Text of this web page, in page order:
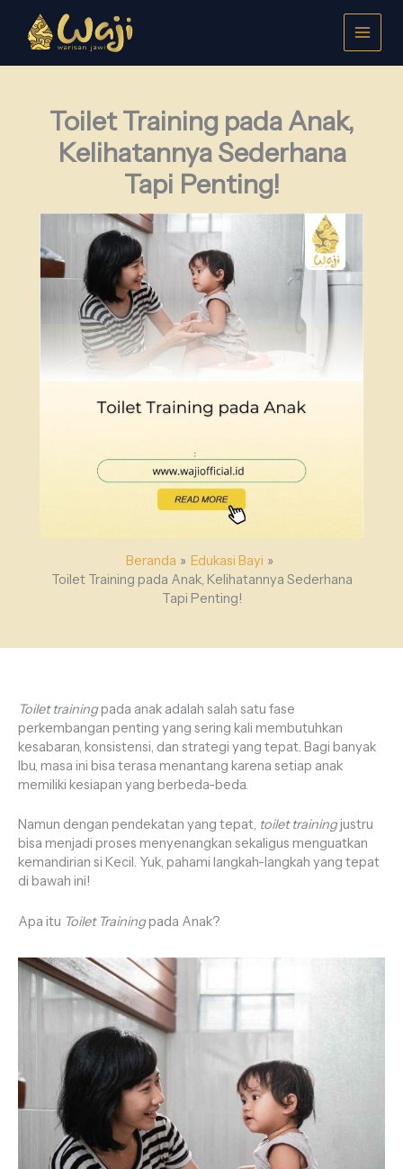
konten
Toilet Training pada Anak,
Kelihatannya Sederhana
Tapi Penting!
Beranda
Edukasi Bayi
Toilet Training pada Anak, Kelihatannya Sederhana
Tapi Penting!
Toilet trainingpada anak adalah salah satu fase
perkembangan penting yang sering kali membutuhkan
kesabaran, konsistensi, dan strategi yang tepat. Bagi banyak
Ibu, masa ini bisa terasa menantang karena setiap anak
memiliki kesiapan yang berbeda-beda.
Namun dengan pendekatan yang tepat, toilet trainingjustru
bisa menjadi proses menyenangkan sekaligus menguatkan
kemandirian si Kecil. Yuk, pahami langkah-langkah yang tepat
di bawah ini!
Apa itu Toilet Trainingpada Anak?